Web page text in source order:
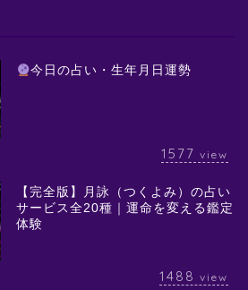
今日の占い・生年月日運勢
1577 view
【完全版】月詠（つくよみ）の占い
サービス全20種｜運命を変える鑑定
体験
1488 view